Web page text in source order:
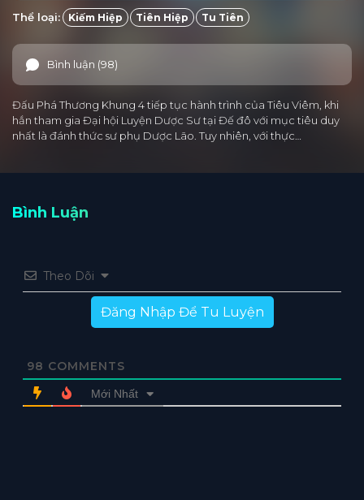
Thể loại: Kiếm Hiệp Tiên Hiệp Tu Tiên
Bình luận (98)
Đấu Phá Thương Khung 4 tiếp tục hành trình của Tiêu Viêm, khi
hắn tham gia Đại hội Luyện Dược Sư tại Đế đô với mục tiêu duy
nhất là đánh thức sư phụ Dược Lão. Tuy nhiên, với thực…
Bình Luận
Theo Dõi
Đăng Nhập Để Tu Luyện
98 COMMENTS
Mới Nhất